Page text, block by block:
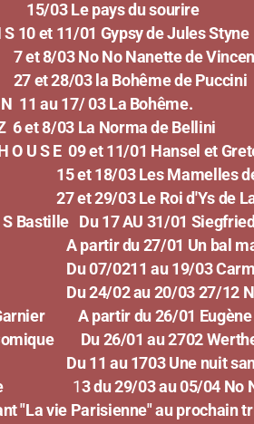
Le pays du sourire
S 10 et 11/01 Gypsy de Jules Styne
03 No No Nanette de Vincent
03 la Bohême de Puccini
11 au 17/ 03 La Bohême.
6 et 8/03 La Norma de Bellini
O U S E09 et 11/01 Hansel et
18/03 Les Mamelles
29/03 Le Roi d'Ys de
S Bastille
Du 17 AU 31/01
du 27/01 Un bal
0211 au 19/03 Carmen
02 au 20/03 27/12 Nixon
Garnier A partir du 26/01
Du 26/01 au 2702
au 1703 Une nuit sans aube
1 3 du 29/03 au 05/04 No
"La vie Parisienne" au prochain